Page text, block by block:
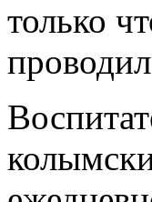
только